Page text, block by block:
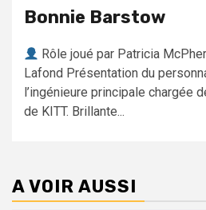
Bonnie Barstow
Rôle joué par Patricia
Lafond Présentation du
l’ingénieure principale chargée
de KITT. Brillante...
A VOIR AUSSI